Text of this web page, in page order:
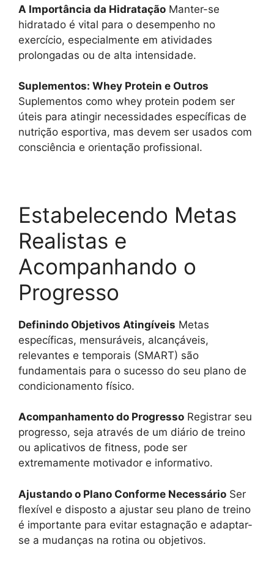
A Importância da Hidratação Manter-se
hidratado é vital para o desempenho no
exercício, especialmente em atividades
prolongadas ou de alta intensidade.
Suplementos: Whey Protein e Outros
Suplementos como whey protein podem ser
úteis para atingir necessidades específicas de
nutrição esportiva, mas devem ser usados com
consciência e orientação profissional.
Estabelecendo Metas
Realistas e
Acompanhando o
Progresso
Definindo Objetivos Atingíveis Metas
específicas, mensuráveis, alcançáveis,
relevantes e temporais (SMART) são
fundamentais para o sucesso do seu plano de
condicionamento físico.
Acompanhamento do Progresso Registrar seu
progresso, seja através de um diário de treino
ou aplicativos de fitness, pode ser
extremamente motivador e informativo.
Ajustando o Plano Conforme Necessário Ser
flexível e disposto a ajustar seu plano de treino
é importante para evitar estagnação e adaptar-
se a mudanças na rotina ou objetivos.